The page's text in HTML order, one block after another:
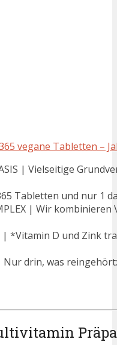
vegane Tabletten –
| Vielseitige
Tabletten und nur 1
| Wir
| *Vitamin D und Zink
Nur drin, was